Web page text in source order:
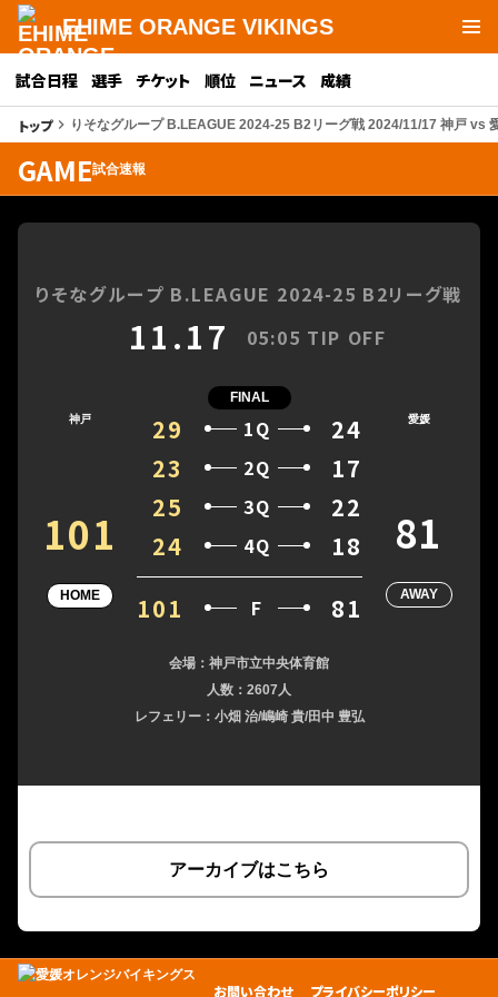
EHIME ORANGE VIKINGS
試合日程 選手 チケット 順位 ニュース 成績
トップkeyboard_arrow_right りそなグループ B.LEAGUE 2024-25 B2リーグ戦 2024/11/17 神戸 vs
GAME試合速報
りそなグループ B.LEAGUE 2024-25 B2リーグ戦
11.17 05:05 TIP OFF
FINAL
神戸
101
HOME
29 1Q
24
23
2Q
17
25
3Q
22
24
4Q
18
101
F 81
愛媛
81
AWAY
会場：神戸市立中央体育館
人数：2607人
レフェリー：小畑 治/嶋崎 貴/田中 豊弘
アーカイブはこちら
お問い合わせ プライバシーポリシー